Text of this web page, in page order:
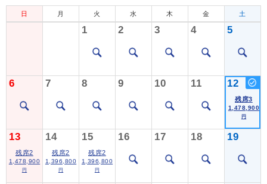
日 月 火 水 木 金 土
1 2 3 4 5
6 7 8 9 10 11 12
残席3
1,478,900
円
13
残席2
1,478,900
円
14
残席2
1,396,800
円
15
残席2
1,396,800
円
16 17 18 19